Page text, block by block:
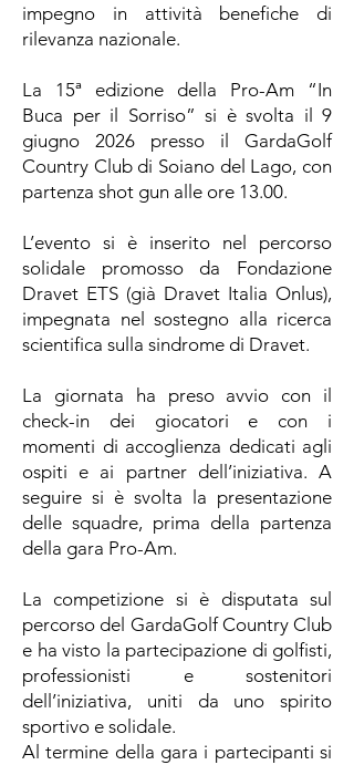
impegno in attività benefiche di
rilevanza nazionale.
La 15ª edizione della Pro-Am “In
Buca per il Sorriso” si è svolta il 9
giugno 2026 presso il GardaGolf
Country Club di Soiano del Lago, con
partenza shot gun alle ore 13.00.
L’evento si è inserito nel percorso
solidale promosso da Fondazione
Dravet ETS (già Dravet Italia Onlus),
impegnata nel sostegno alla ricerca
scientifica sulla sindrome di Dravet.
La giornata ha preso avvio con il
check-in dei giocatori e con i
momenti di accoglienza dedicati agli
ospiti e ai partner dell’iniziativa. A
seguire si è svolta la presentazione
delle squadre, prima della partenza
della gara Pro-Am.
La competizione si è disputata sul
percorso del GardaGolf Country Club
e ha visto la partecipazione di golfisti,
professionisti e sostenitori
dell’iniziativa, uniti da uno spirito
sportivo e solidale.
Al termine della gara i partecipanti si